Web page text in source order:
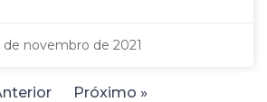
de novembro de 2021
Próximo »